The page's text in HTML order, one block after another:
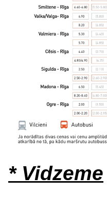
* Vidzeme